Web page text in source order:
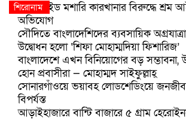
শিরোনাম
বোনাফাইড মশারি কারখানার বিরুদ্ধে শ্রম
অভিযোগ
সৌদিতে বাংলাদেশিদের ব্যবসায়িক
উদ্বোধন হলো ‘শিফা মোহাম্মদিয়া ফিশারিজ’
বাংলাদেশে এখন বিনিয়োগের বড় সম্ভাবনা,
হোন প্রবাসীরা — মোহাম্মদ সাইফুল্লাহ্
সোনারগাঁওয়ে ভয়াবহ লোডশেডিংয়ে
বিপর্যস্ত
আড়াইহাজারে বান্টি বাজারে ৫ গ্রাম